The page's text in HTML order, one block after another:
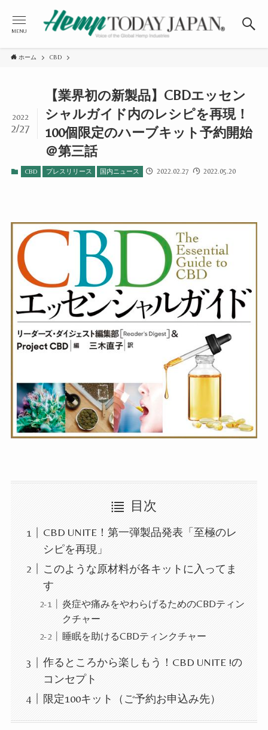
MENU
ホーム CBD
【業界初の新製品】CBDエッセン
シャルガイド内のレシピを再現！
100個限定のハーブキット予約開始
＠第三話
2022
2/27
CBD プレスリリース 国内ニュース 2022.02.27 2022.05.20
目次
CBD UNITE！第一弾製品発表「至極のレ
シピを再現」
このような原材料が各キットに入ってま
す
炎症や痛みをやわらげるためのCBDティン
クチャー
睡眠を助けるCBDティンクチャー
作るところから楽しもう！CBD UNITE !の
コンセプト
限定100キット（ご予約お申込み先）